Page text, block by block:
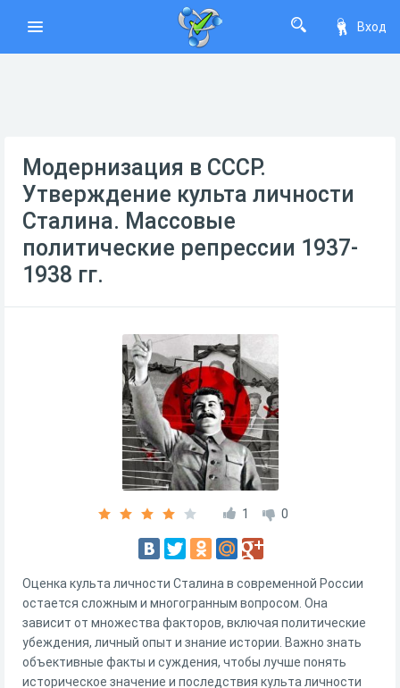
Вход
Модернизация в СССР.
Утверждение культа личности
Сталина. Массовые
политические репрессии 1937-
1938 гг.
1 0
Оценка культа личности Сталина в современной России
остается сложным и многогранным вопросом. Она
зависит от множества факторов, включая политические
убеждения, личный опыт и знание истории. Важно знать
объективные факты и суждения, чтобы лучше понять
историческое значение и последствия культа личности